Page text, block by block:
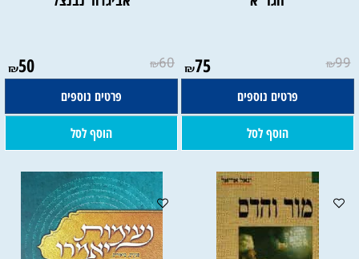
₪99
₪75
פרטים נוספים
הוסף לסל
₪60
₪50
פרטים נוספים
הוסף לסל